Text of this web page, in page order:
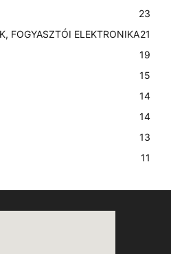
23
FOGYASZTÓI ELEKTRONIKA21
19
15
14
14
13
11